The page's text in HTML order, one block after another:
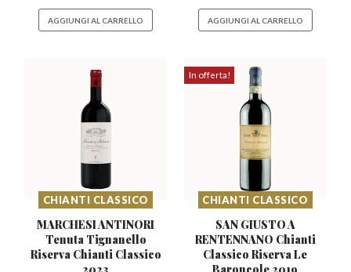
AGGIUNGI AL CARRELLO AGGIUNGI AL CARRELLO
CHIANTI CLASSICO
MARCHESI ANTINORI
Tenuta Tignanello
Riserva Chianti Classico
2023
In offerta!
CHIANTI CLASSICO
SAN GIUSTO A
RENTENNANO Chianti
ClassicoRiserva Le
Baroncole 2019